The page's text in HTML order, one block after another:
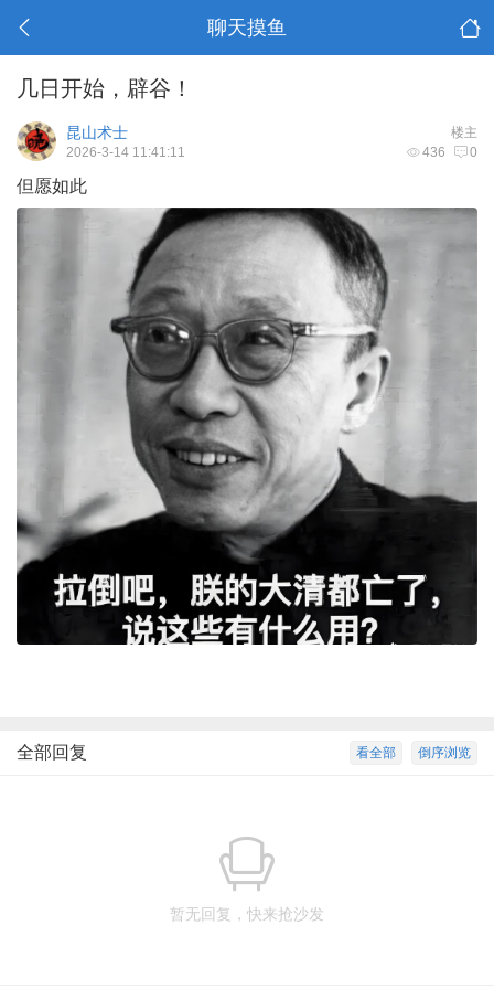
聊天摸鱼
几日开始，辟谷！
楼主
昆山术士
436 0
2026-3-14 11:41:11
但愿如此
倒序浏览
看全部
全部回复
暂无回复，快来抢沙发